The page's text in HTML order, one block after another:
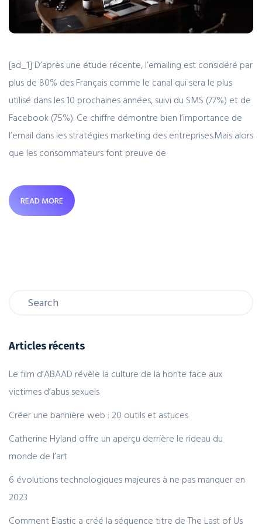
[ad_1] D’après une étude récente, l’emailing est considéré par
plus de 80% des Français comme le canal qui sera le plus
utilisé dans les 10 prochaines années, suivi du SMS (77%) et de
Facebook (75%). Ce chiffre démontre bien l’importance de
l’email dans les stratégies marketing des entreprises.Mais alors
que les consommateurs font preuve de
READ MORE
Articles récents
Le film d’ABAAD révèle la culture de la honte face aux
victimes d’abus sexuels
Créer une bannière web : 20 outils et astuces
Catherine Hyland offre un aperçu derrière le rideau du
monde de l’art
6 évolutions technologiques majeures à ne pas manquer en
2023
Comment Elastic a créé la séquence titre de The Last of Us